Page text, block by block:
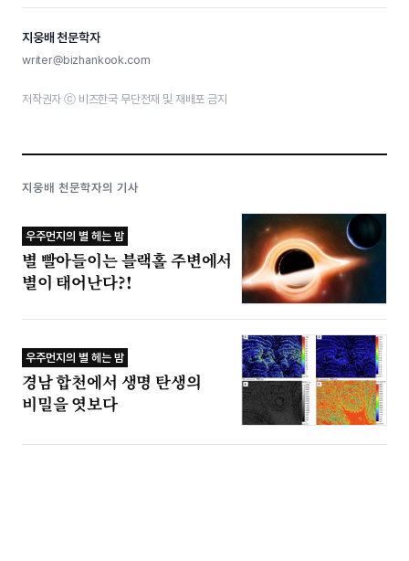
지웅배 천문학자
writer@bizhankook.com
저작권자 ⓒ 비즈한국 무단전재 및 재배포 금지
지웅배 천문학자의 기사
우주먼지의 별 헤는 밤
별 빨아들이는 블랙홀 주변에서
별이 태어난다?!
우주먼지의 별 헤는 밤
경남 합천에서 생명 탄생의
비밀을 엿보다